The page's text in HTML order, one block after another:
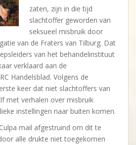
zaten, zijn in die tijd
slachtoffer geworden van
seksueel misbruik door
van de Fraters van Tilburg. Dat
van het behandelinstituut
verklaard aan de
Handelsblad. Volgens de
keer dat niet slachtoffers van
met verhalen over misbruik
instellingen naar buiten komen.
mail afgestruind om dit te
alle drukte niet toegekomen